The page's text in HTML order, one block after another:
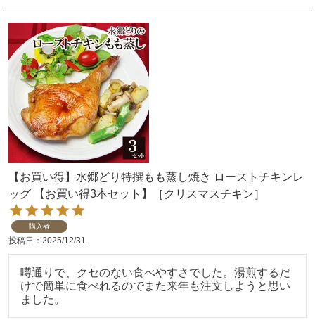
【お買い得】水郷どり特撰もも蒸し焼き ローストチキンレ
ッグ 【お買い得3本セット】［クリスマスチキン］
購入者
投稿日 2025/12/31
噂通りで、クセのない食べやすさでした。湯煎するだ
けで簡単に食べれるのでまた来年も注文しようと思い
ました。